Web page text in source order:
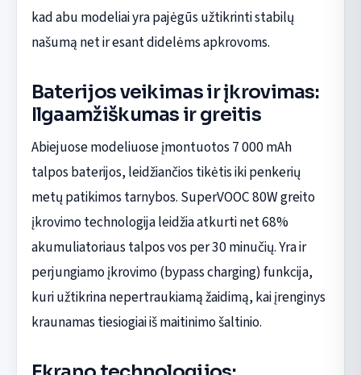
kad abu modeliai yra pajėgūs užtikrinti stabilų
našumą net ir esant didelėms apkrovoms.
Baterijos veikimas ir įkrovimas:
Ilgaamžiškumas ir greitis
Abiejuose modeliuose įmontuotos 7 000 mAh
talpos baterijos, leidžiančios tikėtis iki penkerių
metų patikimos tarnybos. SuperVOOC 80W greito
įkrovimo technologija leidžia atkurti net 68%
akumuliatoriaus talpos vos per 30 minučių. Yra ir
perjungiamo įkrovimo (bypass charging) funkcija,
kuri užtikrina nepertraukiamą žaidimą, kai įrenginys
kraunamas tiesiogiai iš maitinimo šaltinio.